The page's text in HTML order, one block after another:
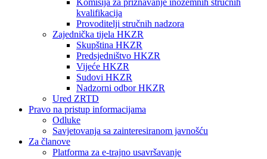
Komisija za priznavanje inozemnih stručnih
kvalifikacija
Provoditelji stručnih nadzora
Zajednička tijela HKZR
Skupština HKZR
Predsjedništvo HKZR
Vijeće HKZR
Sudovi HKZR
Nadzorni odbor HKZR
Ured ZRTD
Pravo na pristup informacijama
Odluke
Savjetovanja sa zainteresiranom javnošću
Za članove
Platforma za e-trajno usavršavanje